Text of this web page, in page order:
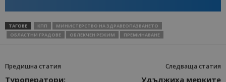
ТАГОВЕ КПП
МИНИСТЕРСТВО НА ЗДРАВЕОПАЗВАНЕТО
ОБЛАСТНИ ГРАДОВЕ
ОБЛЕКЧЕН РЕЖИМ ПРЕМИНАВАНЕ
Предишна статия
Туроператори:
Следваща статия
Удължиха мерките